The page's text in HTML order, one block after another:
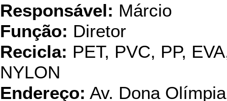
Responsável: Márcio
Função: Diretor
Recicla: PET, PVC, PP,
NYLON
Endereço: Av. Dona